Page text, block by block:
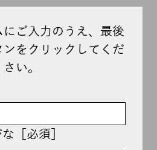
ご入力のうえ、最後
ンをクリックしてくだ
さい。
［必須］